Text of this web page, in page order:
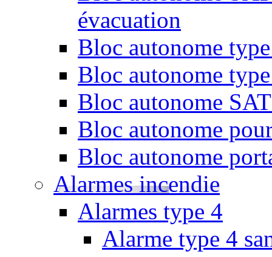
évacuation
Bloc autonome
Bloc autonome
Bloc autonome
Bloc autonome
Bloc autonome
Alarmes incendie
Alarmes type 4
Alarme type 4